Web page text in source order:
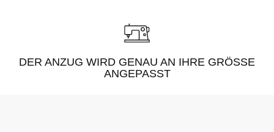
DER ANZUG WIRD GENAU AN IHRE GRÖSSE A
NGEPASST